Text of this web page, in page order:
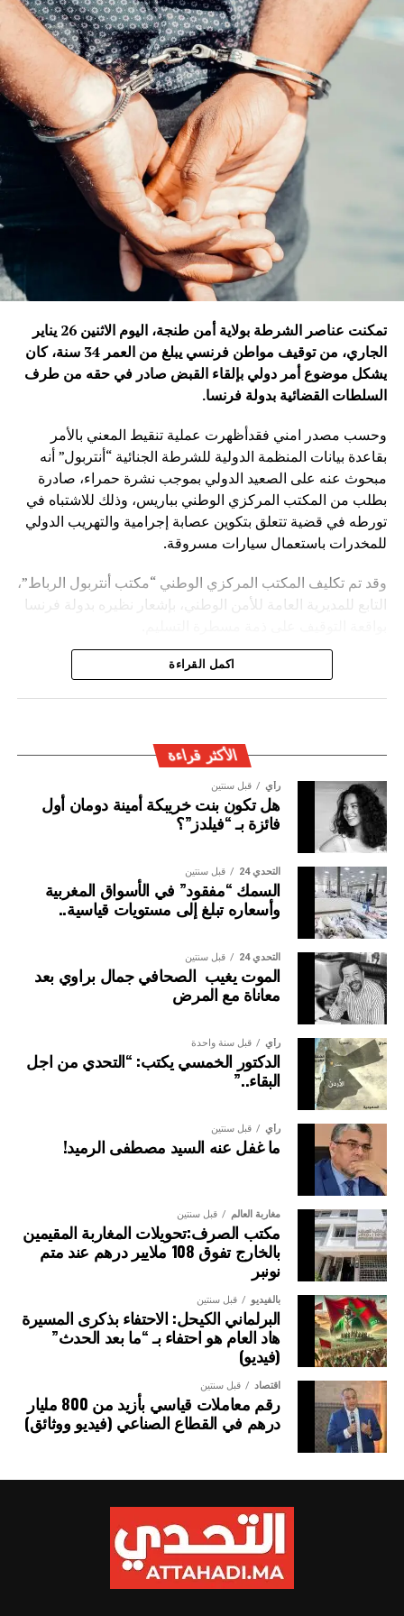
تمكنت عناصر الشرطة بولاية أمن طنجة، اليوم الاثنين 26 يناير
الجاري، من توقيف مواطن فرنسي يبلغ من العمر 34 سنة، كان
يشكل موضوع أمر دولي بإلقاء القبض صادر في حقه من طرف
السلطات القضائية بدولة فرنسا.
وحسب مصدر امني فقدأظهرت عملية تنقيط المعني بالأمر
بقاعدة بيانات المنظمة الدولية للشرطة الجنائية “أنتربول” أنه
مبحوث عنه على الصعيد الدولي بموجب نشرة حمراء، صادرة
بطلب من المكتب المركزي الوطني بباريس، وذلك للاشتباه في
تورطه في قضية تتعلق بتكوين عصابة إجرامية والتهريب الدولي
للمخدرات باستعمال سيارات مسروقة.
وقد تم تكليف المكتب المركزي الوطني “مكتب أنتربول الرباط”،
التابع للمديرية العامة للأمن الوطني، بإشعار نظيره بدولة فرنسا
ويأتي توقيف المشتبه به في سياق التزام المصالح الأمنية
اكمل القراءة
الأكثر قراءة
رأي قبل سنتين
هل تكون بنت خريبكة أمينة دومان أول
فائزة بـ “فيلدز”؟
التحدي 24 قبل سنتين
السمك “مفقود” في الأسواق المغربية
وأسعاره تبلغ إلى مستويات قياسية..
التحدي 24 قبل سنتين
الموت يغيب الصحافي جمال براوي بعد
معاناة مع المرض
رأي قبل سنة واحدة
الدكتور الخمسي يكتب: “التحدي من اجل
البقاء..”
رأي قبل سنتين
ما غفل عنه السيد مصطفى الرميد!
مغاربة العالم قبل سنتين
مكتب الصرف:تحويلات المغاربة المقيمين
بالخارج تفوق 108 ملايير درهم عند متم
نونبر
بالفيديو قبل سنتين
البرلماني الكيحل: الاحتفاء بذكرى المسيرة
هاد العام هو احتفاء بـ “ما بعد الحدث”
(فيديو)
اقتصاد قبل سنتين
رقم معاملات قياسي بأزيد من 800 مليار
درهم في القطاع الصناعي (فيديو ووثائق)